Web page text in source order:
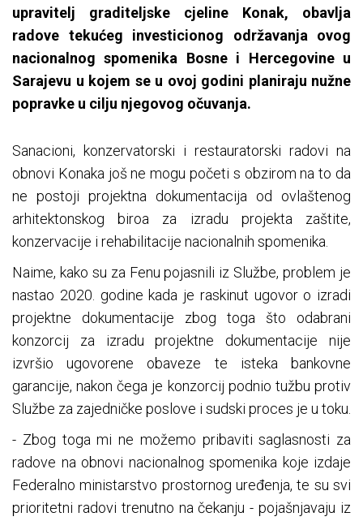
upravitelj graditeljske cjeline Konak, obavlja
radove tekućeg investicionog održavanja ovog
nacionalnog spomenika Bosne i Hercegovine u
Sarajevu u kojem se u ovoj godini planiraju nužne
popravke u cilju njegovog očuvanja.
Sanacioni, konzervatorski i restauratorski radovi na
obnovi Konaka još ne mogu početi s obzirom na to da
ne postoji projektna dokumentacija od ovlaštenog
arhitektonskog biroa za izradu projekta zaštite,
konzervacije i rehabilitacije nacionalnih spomenika.
Naime, kako su za Fenu pojasnili iz Službe, problem je
nastao 2020. godine kada je raskinut ugovor o izradi
projektne dokumentacije zbog toga što odabrani
konzorcij za izradu projektne dokumentacije nije
izvršio ugovorene obaveze te isteka bankovne
garancije, nakon čega je konzorcij podnio tužbu protiv
Službe za zajedničke poslove i sudski proces je u toku.
- Zbog toga mi ne možemo pribaviti saglasnosti za
radove na obnovi nacionalnog spomenika koje izdaje
Federalno ministarstvo prostornog uređenja, te su svi
prioritetni radovi trenutno na čekanju - pojašnjavaju iz